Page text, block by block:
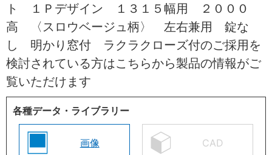
ト １Ｐデザイン １３１５幅用 ２０００
高 〈スロウベージュ柄〉 左右兼用 錠な
し 明かり窓付 ラクラクローズ付のご採用を
検討されている方はこちらから製品の情報がご
覧いただけます
各種データ・ライブラリー
画像 CAD